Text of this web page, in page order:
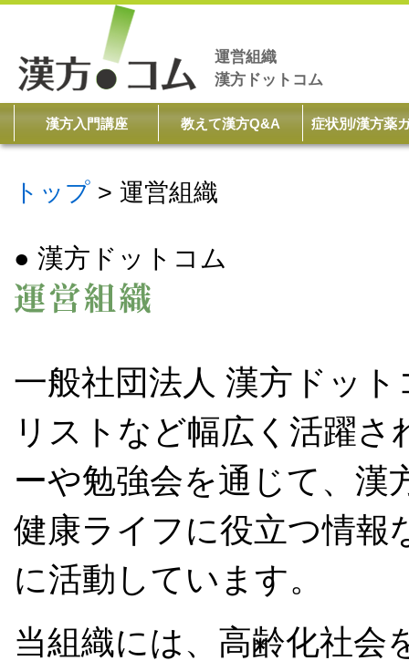
運営組織
漢方ドットコム
漢方入門講座 教えて漢方Q&A 症状別/漢方薬
トップ 運営組織
● 漢方ドットコム
一般社団法人 漢方ドッ
リストなど幅広く活躍
ーや勉強会を通じて、漢
健康ライフに役立つ情報
に活動しています。
当組織には、高齢化社会